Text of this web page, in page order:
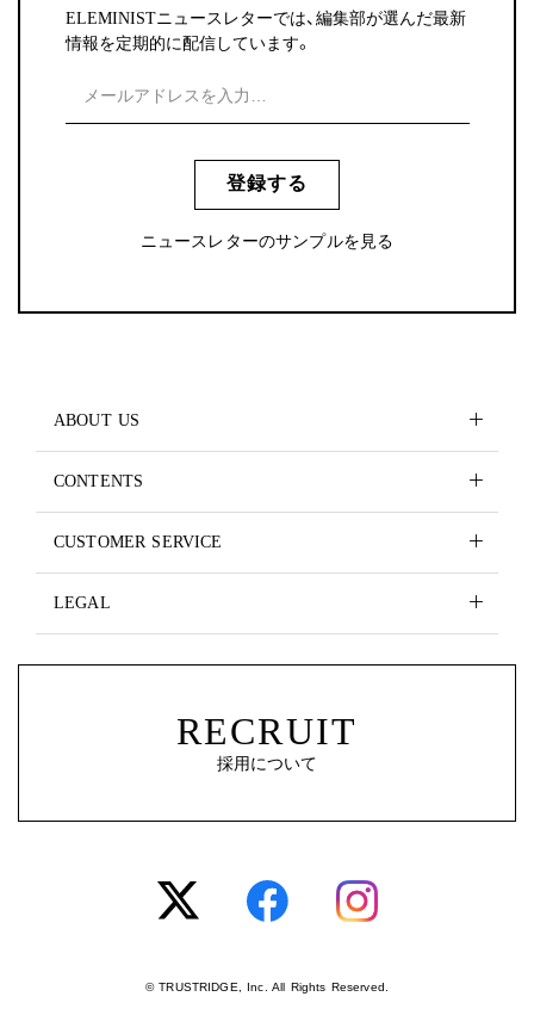
ELEMINISTニュースレターでは、編集部が選んだ最新
情報を定期的に配信しています。
登録する
ニュースレターのサンプルを見る
ABOUT US
CONTENTS
CUSTOMER SERVICE
LEGAL
RECRUIT
採用について
© TRUSTRIDGE, Inc. All Rights Reserved.